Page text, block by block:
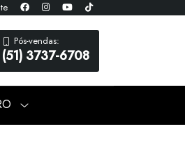
Pós-vendas:
(51) 3737-6708